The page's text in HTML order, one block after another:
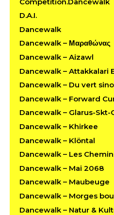
D.A.I.
Dancewalk
Dancewalk – Μαραθώνας
Dancewalk – Aizawl
Dancewalk – Attakkalari
Dancewalk – Du vert
Dancewalk – Forward
Dancewalk – Glarus-Skt-
Dancewalk – Khirkee
Dancewalk – Klöntal
Dancewalk – Les
Dancewalk – Mai 2068
Dancewalk – Maubeuge
Dancewalk – Morges
Dancewalk – Natur &